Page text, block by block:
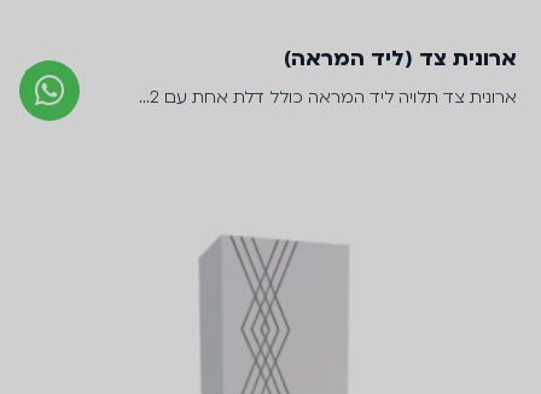
ארונית צד (ליד המראה)
ארונית צד תלויה ליד המראה כולל דלת אחת עם 2…